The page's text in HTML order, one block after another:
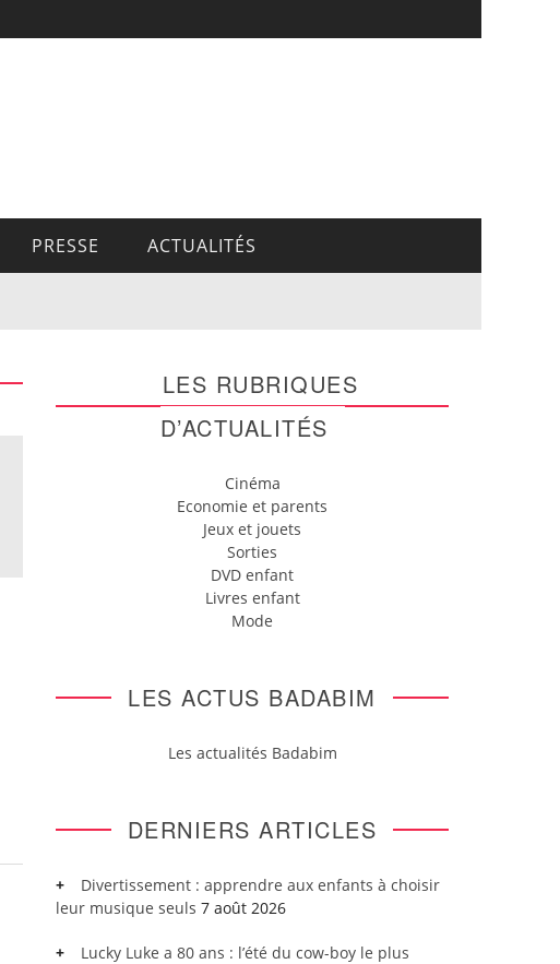
PRESSE ACTUALITÉS
LES RUBRIQUES
D’ACTUALITÉS
Cinéma
Economie et parents
Jeux et jouets
Sorties
DVD enfant
Livres enfant
Mode
LES ACTUS BADABIM
Les actualités Badabim
DERNIERS ARTICLES
Divertissement : apprendre aux enfants à choisir
leur musique seuls 7 août 2026
Lucky Luke a 80 ans : l’été du cow-boy le plus